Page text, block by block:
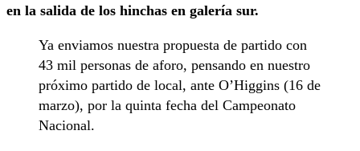
en la salida de los hinchas en galería sur.
Ya enviamos nuestra propuesta de partido con
43 mil personas de aforo, pensando en nuestro
próximo partido de local, ante O’Higgins (16 de
marzo), por la quinta fecha del Campeonato
Nacional.